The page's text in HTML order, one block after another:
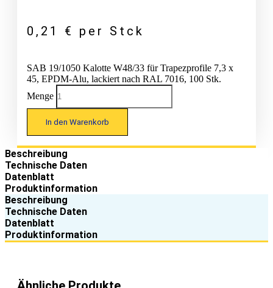
0,21 € per Stck
SAB 19/1050 Kalotte W48/33 für Trapezprofile 7,3 x
45, EPDM-Alu, lackiert nach RAL 7016, 100 Stk.
Menge
In den Warenkorb
Beschreibung
Technische Daten
Datenblatt
Produktinformation
Beschreibung
Technische Daten
Datenblatt
Produktinformation